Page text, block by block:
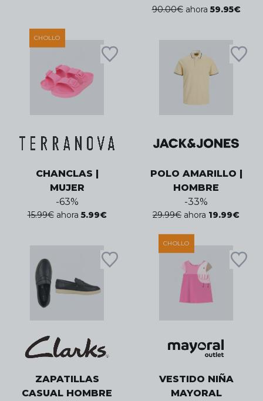
90.00€ ahora 59.95€
CHOLLO
CHANCLAS |
MUJER
-63%
15.99€ ahora 5.99€
POLO AMARILLO |
HOMBRE
-33%
29.99€ ahora 19.99€
ZAPATILLAS
CASUAL HOMBRE
CHOLLO
VESTIDO NIÑA
MAYORAL